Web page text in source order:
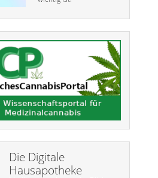
Die Digitale
Hausapotheke